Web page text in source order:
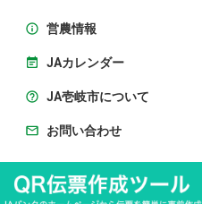
営農情報
JAカレンダー
JA壱岐市について
お問い合わせ